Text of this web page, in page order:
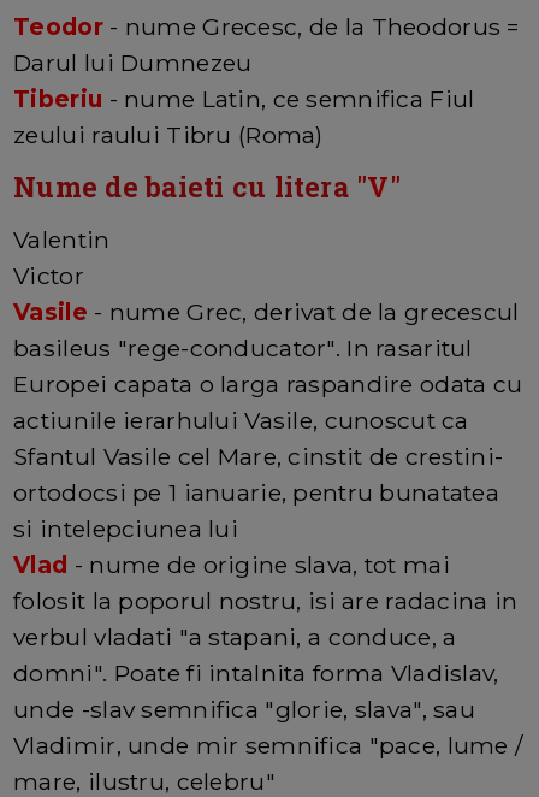
Teodor - nume Grecesc, de la Theodorus =
Darul lui Dumnezeu
Tiberiu - nume Latin, ce semnifica Fiul
zeului raului Tibru (Roma)
Nume de baieti cu litera "V"
Valentin
Victor
Vasile - nume Grec, derivat de la grecescul
basileus "rege-conducator". In rasaritul
Europei capata o larga raspandire odata cu
actiunile ierarhului Vasile, cunoscut ca
Sfantul Vasile cel Mare, cinstit de crestini-
ortodocsi pe 1 ianuarie, pentru bunatatea
si intelepciunea lui
Vlad - nume de origine slava, tot mai
folosit la poporul nostru, isi are radacina in
verbul vladati "a stapani, a conduce, a
domni". Poate fi intalnita forma Vladislav,
unde -slav semnifica "glorie, slava", sau
Vladimir, unde mir semnifica "pace, lume /
mare, ilustru, celebru"